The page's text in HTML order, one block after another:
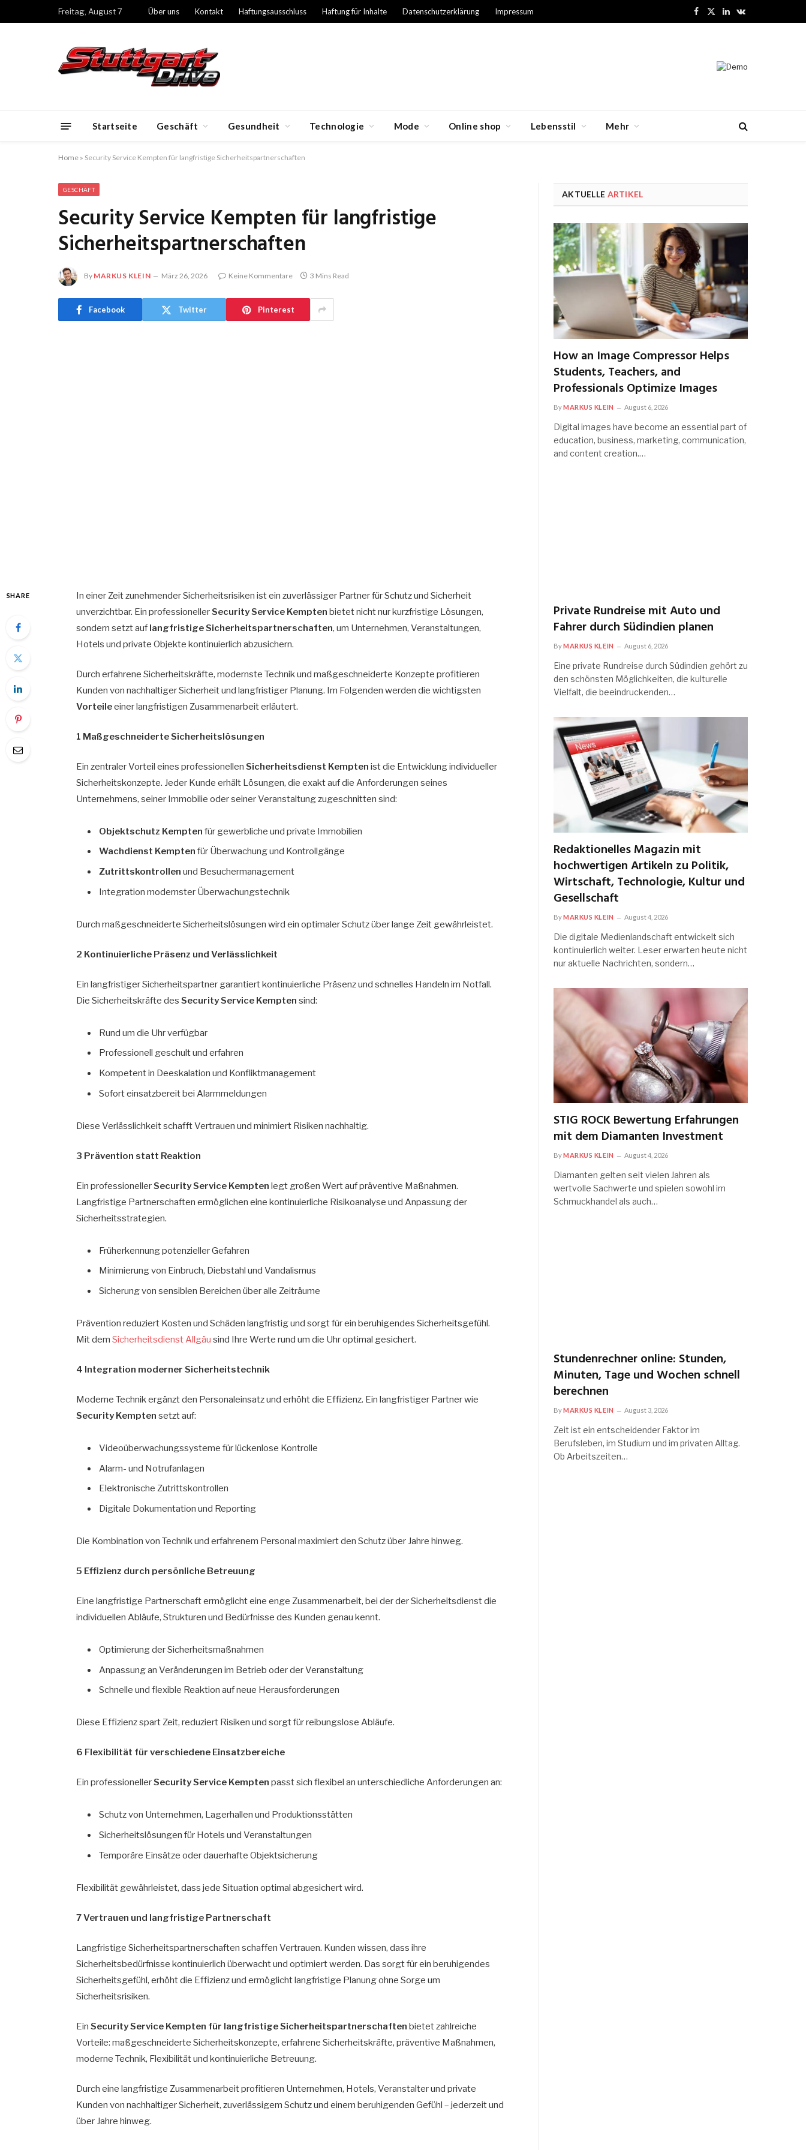
Freitag, August 7 Über uns Kontakt Haftungsausschluss Haftung für Inhalte Datenschutzerklärung Impressum
Facebook
X
LinkedInVKontakte
Startseite Geschäft Gesundheit Technologie Mode Online shop Lebensstil Mehr
Home » Security Service Kempten für langfristige Sicherheitspartnerschaften
GESCHÄFT
Security Service Kempten für langfristige
Sicherheitspartnerschaften
By MARKUS KLEIN März 26, 2026 Keine Kommentare 3 Mins Read
Facebook Twitter Pinterest
SHARE
In einer Zeit zunehmender Sicherheitsrisiken ist ein zuverlässiger Partner für Schutz und Sicherheit
unverzichtbar. Ein professionellerSecurity Service Kempten bietet nicht nur kurzfristige Lösungen,
sondern setzt auf langfristige Sicherheitspartnerschaften, um Unternehmen, Veranstaltungen,
Hotels und private Objekte kontinuierlich abzusichern.
Durch erfahrene Sicherheitskräfte, modernste Technik und maßgeschneiderte Konzepte profitieren
Kunden von nachhaltiger Sicherheit und langfristiger Planung. Im Folgenden werden die wichtigsten
Vorteileeiner langfristigen Zusammenarbeit erläutert.
1 Maßgeschneiderte Sicherheitslösungen
Ein zentraler Vorteil eines professionellenSicherheitsdienst Kempten ist die Entwicklung individueller
Sicherheitskonzepte. Jeder Kunde erhält Lösungen, die exakt auf die Anforderungen seines
Unternehmens, seiner Immobilie oder seiner Veranstaltung zugeschnitten sind:
Objektschutz Kempten für gewerbliche und private Immobilien
Wachdienst Kempten für Überwachung und Kontrollgänge
Zutrittskontrollen und Besuchermanagement
Integration modernster Überwachungstechnik
Durch maßgeschneiderte Sicherheitslösungen wird ein optimaler Schutz über lange Zeit gewährleistet.
2 Kontinuierliche Präsenz und Verlässlichkeit
Ein langfristiger Sicherheitspartner garantiert kontinuierliche Präsenz und schnelles Handeln im Notfall.
Die Sicherheitskräfte desSecurity Service Kempten sind:
Rund um die Uhr verfügbar
Professionell geschult und erfahren
Kompetent in Deeskalation und Konfliktmanagement
Sofort einsatzbereit bei Alarmmeldungen
Diese Verlässlichkeit schafft Vertrauen und minimiert Risiken nachhaltig.
3 Prävention statt Reaktion
Ein professionellerSecurity Service Kempten legt großen Wert auf präventive Maßnahmen.
Langfristige Partnerschaften ermöglichen eine kontinuierliche Risikoanalyse und Anpassung der
Sicherheitsstrategien.
Früherkennung potenzieller Gefahren
Minimierung von Einbruch, Diebstahl und Vandalismus
Sicherung von sensiblen Bereichen über alle Zeiträume
Prävention reduziert Kosten und Schäden langfristig und sorgt für ein beruhigendes Sicherheitsgefühl.
Mit demSicherheitsdienst Allgäu sind Ihre Werte rund um die Uhr optimal gesichert.
4 Integration moderner Sicherheitstechnik
Moderne Technik ergänzt den Personaleinsatz und erhöht die Effizienz. Ein langfristiger Partner wie
Security Kempten setzt auf:
Videoüberwachungssysteme für lückenlose Kontrolle
Alarm- und Notrufanlagen
Elektronische Zutrittskontrollen
Digitale Dokumentation und Reporting
Die Kombination von Technik und erfahrenem Personal maximiert den Schutz über Jahre hinweg.
5 Effizienz durch persönliche Betreuung
Eine langfristige Partnerschaft ermöglicht eine enge Zusammenarbeit, bei der der Sicherheitsdienst die
individuellen Abläufe, Strukturen und Bedürfnisse des Kunden genau kennt.
Optimierung der Sicherheitsmaßnahmen
Anpassung an Veränderungen im Betrieb oder der Veranstaltung
Schnelle und flexible Reaktion auf neue Herausforderungen
Diese Effizienz spart Zeit, reduziert Risiken und sorgt für reibungslose Abläufe.
6 Flexibilität für verschiedene Einsatzbereiche
Ein professionellerSecurity Service Kempten passt sich flexibel an unterschiedliche Anforderungen an:
Schutz von Unternehmen, Lagerhallen und Produktionsstätten
Sicherheitslösungen für Hotels und Veranstaltungen
Temporäre Einsätze oder dauerhafte Objektsicherung
Flexibilität gewährleistet, dass jede Situation optimal abgesichert wird.
7 Vertrauen und langfristige Partnerschaft
Langfristige Sicherheitspartnerschaften schaffen Vertrauen. Kunden wissen, dass ihre
Sicherheitsbedürfnisse kontinuierlich überwacht und optimiert werden. Das sorgt für ein beruhigendes
Sicherheitsgefühl, erhöht die Effizienz und ermöglicht langfristige Planung ohne Sorge um
Sicherheitsrisiken.
EinSecurity Service Kempten für langfristige Sicherheitspartnerschaften bietet zahlreiche
Vorteile: maßgeschneiderte Sicherheitskonzepte, erfahrene Sicherheitskräfte, präventive Maßnahmen,
moderne Technik, Flexibilität und kontinuierliche Betreuung.
Durch eine langfristige Zusammenarbeit profitieren Unternehmen, Hotels, Veranstalter und private
Kunden von nachhaltiger Sicherheit, zuverlässigem Schutz und einem beruhigenden Gefühl – jederzeit und
über Jahre hinweg.
AKTUELLE ARTIKEL
How an Image Compressor Helps
Students, Teachers, and
Professionals Optimize Images
ByMARKUS KLEIN August 6, 2026
Digital images have become an essential part of
education, business, marketing, communication,
and content creation.…
Private Rundreise mit Auto und
Fahrer durch Südindien planen
ByMARKUS KLEIN August 6, 2026
Eine private Rundreise durch Südindien gehört zu
den schönsten Möglichkeiten, die kulturelle
Vielfalt, die beeindruckenden…
Redaktionelles Magazin mit
hochwertigen Artikeln zu Politik,
Wirtschaft, Technologie, Kultur und
Gesellschaft
ByMARKUS KLEIN August 4, 2026
Die digitale Medienlandschaft entwickelt sich
kontinuierlich weiter. Leser erwarten heute nicht
nur aktuelle Nachrichten, sondern…
STIG ROCK Bewertung Erfahrungen
mit dem Diamanten Investment
ByMARKUS KLEIN August 4, 2026
Diamanten gelten seit vielen Jahren als
wertvolle Sachwerte und spielen sowohl im
Schmuckhandel als auch…
Stundenrechner online: Stunden,
Minuten, Tage und Wochen schnell
berechnen
ByMARKUS KLEIN August 3, 2026
Zeit ist ein entscheidender Faktor im
Berufsleben, im Studium und im privaten Alltag.
Ob Arbeitszeiten…